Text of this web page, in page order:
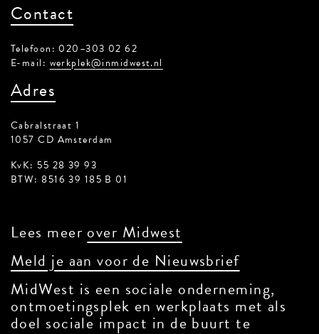
Contact
Telefoon: 020–303 02 62
E-mail: werkplek@inmidwest.nl
Adres
Cabralstraat 1
1057 CD Amsterdam
KvK: 55 28 39 93
BTW: 8516 39 185 B 01
Lees meer over Midwest
Meld je aan voor de Nieuwsbrief
MidWest is een sociale onderneming,
ontmoetingsplek en werkplaats met als
doel sociale impact in de buurt te